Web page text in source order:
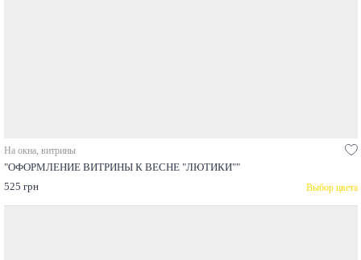
На окна, витрины
"ОФОРМЛЕНИЕ ВИТРИНЫ К ВЕСНЕ "ЛЮТИКИ""
525 грн
Выбор цвета